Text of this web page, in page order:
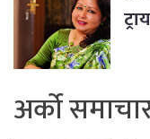
अर्को